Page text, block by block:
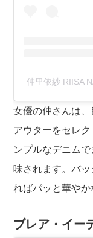
仲里依紗 RIISA
女優の仲さんは
アウターをセレ
ンプルなデニム
味されます。バ
ればパッと華やか
ブレア・イー